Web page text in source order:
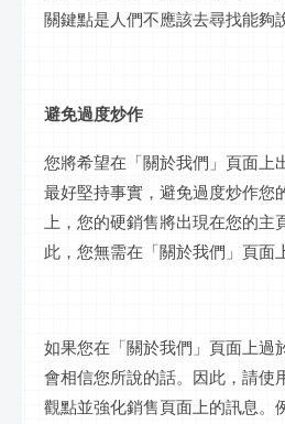
關鍵點是人們不應該去尋找能夠
避免過度炒作
您將希望在「關於我們」頁面上
最好堅持事實，避免過度炒作您
上，您的硬銷售將出現在您的主
此，您無需在「關於我們」頁面
如果您在「關於我們」頁面上過
會相信您所說的話。因此，請使
觀點並強化銷售頁面上的訊息。